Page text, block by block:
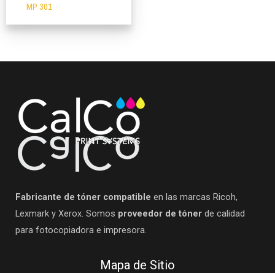
MP 301
Fabricante de tóner compatible en las marcas Ricoh,
Lexmark y Xerox. Somos proveedor de tóner de calidad
para fotocopiadora e impresora.
Mapa de Sitio